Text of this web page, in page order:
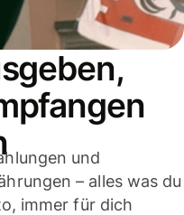
und
– alles was du
immer für dich